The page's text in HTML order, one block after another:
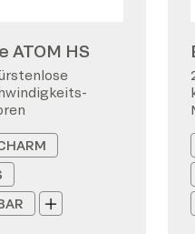
ATOM HS